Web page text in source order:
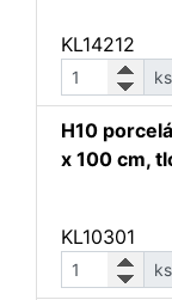
KL14212
ks
H10
x 100 cm,
KL10301
ks